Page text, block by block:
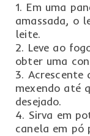
1. Em uma
amassada, o
leite.
2. Leve ao
obter uma
3. Acrescente
mexendo até
desejado.
4. Sirva em
canela em pó